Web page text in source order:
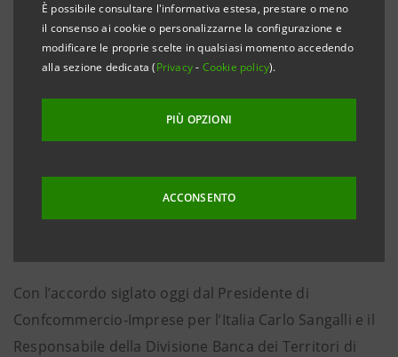
È possibile consultare l'informativa estesa, prestare o meno
il consenso ai cookie o personalizzarne la configurazione e
modificare le proprie scelte in qualsiasi momento accedendo
alla sezione dedicata (Privacy- Cookie policy).
PIÙ OPZIONI
ACCONSENTO
accordo che mettea disposizione delle imprese
associate 5 miliardi di euro di nuovo credito per
finanziamenti a favore della competitività e delle
collegati al PNRR per i quali il Gruppo bancario ha
previsto complessivamente 410 miliardi di euro, di cui
120 per le PMI - e prevedecommissioni agevolate
per l’intero 2025 sui pagamenti POS per
accrescerne la competitività e favorire la nascita di
Con l’accordo siglato oggi dal Presidente di
Confcommercio-Imprese per l’Italia Carlo Sangalli e il
Responsabile della Divisione Banca dei Territori di